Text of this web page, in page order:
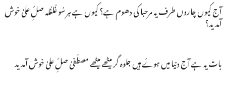
آج کیوں چاروں طرف یہ مرحبا کی دھوم ہے؟ کیوں ہے ہر سُو غُلغُلہ صلِّ علیٰ خوش
آمدید؟
بات یہ ہے آج دنیا میں ہوئے ہیں جلوہ گر میٹھے میٹھے مصطَفیٰ صلِّ علیٰ خوش آمدید